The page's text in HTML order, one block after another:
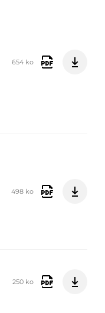
654 ko
498 ko
250 ko